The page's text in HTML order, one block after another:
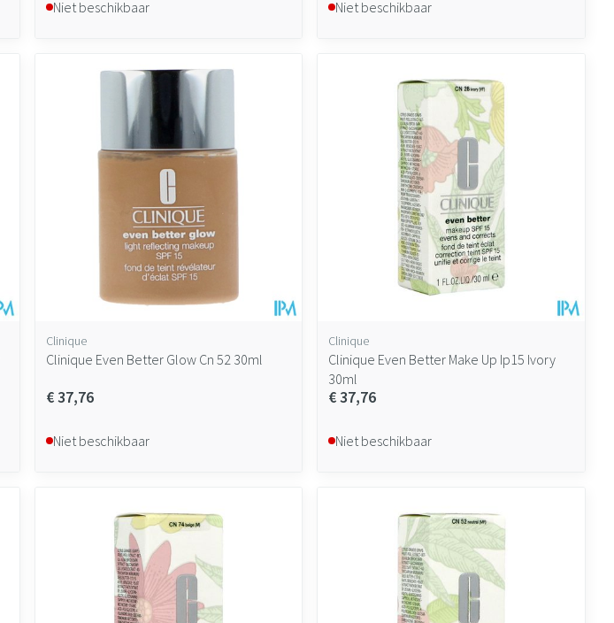
Niet beschikbaar Niet beschikbaar
Clinique
Clinique Even Better Glow Cn 52 30ml
€ 37,76
Niet beschikbaar
Clinique
Clinique Even Better Make Up Ip15 Ivory
30ml
€ 37,76
Niet beschikbaar